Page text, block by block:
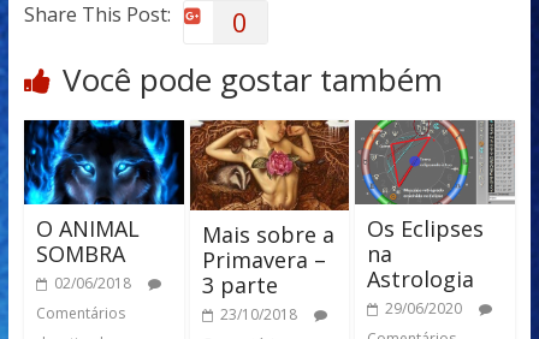
Share This Post: 0
Você pode gostar também
O ANIMAL
SOMBRA
02/06/2018
Comentários
Mais sobre a
Primavera –
3 parte
23/10/2018
Os Eclipses
na
Astrologia
29/06/2020